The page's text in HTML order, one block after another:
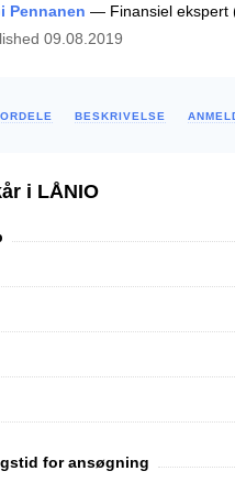
Pennanen — Finansiel ekspert
09.08.2019
BESKRIVELSE
i LÅNIO
for ansøgning